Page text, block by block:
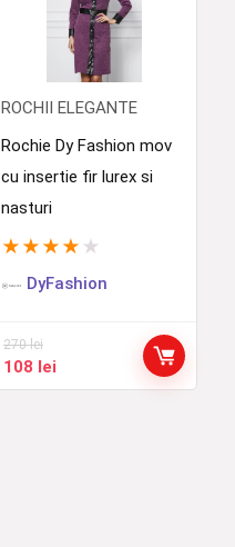
ROCHII ELEGANTE
Rochie Dy Fashion mov
cu insertie fir lurex si
nasturi
★ ★ ★ ★ ★
DyFashion
270lei
Prețul
inițial
108 leiPrețul
curent